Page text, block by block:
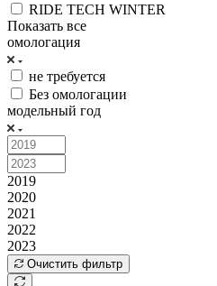
RIDE TECH WINTER
Показать все
омологация
не требуется
Без омологации
модельный год
2019
2020
2021
2022
2023
Очистить фильтр